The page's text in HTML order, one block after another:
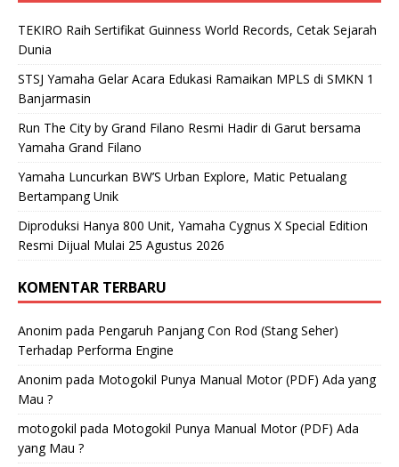
TEKIRO Raih Sertifikat Guinness World Records, Cetak Sejarah
Dunia
STSJ Yamaha Gelar Acara Edukasi Ramaikan MPLS di SMKN 1
Banjarmasin
Run The City by Grand Filano Resmi Hadir di Garut bersama
Yamaha Grand Filano
Yamaha Luncurkan BW’S Urban Explore, Matic Petualang
Bertampang Unik
Diproduksi Hanya 800 Unit, Yamaha Cygnus X Special Edition
Resmi Dijual Mulai 25 Agustus 2026
KOMENTAR TERBARU
Anonim pada Pengaruh Panjang Con Rod (Stang Seher)
Terhadap Performa Engine
Anonim pada Motogokil Punya Manual Motor (PDF) Ada yang
Mau ?
motogokil pada Motogokil Punya Manual Motor (PDF) Ada
yang Mau ?